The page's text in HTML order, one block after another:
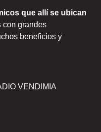
que allí se ubican
con grandes
beneficios y
VENDIMIA